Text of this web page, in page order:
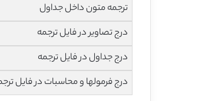
ترجمه متون داخل جداول
درج تصاویر در فایل ترجمه
درج جداول در فایل ترجمه
درج فرمولها و محاسبات در فایل